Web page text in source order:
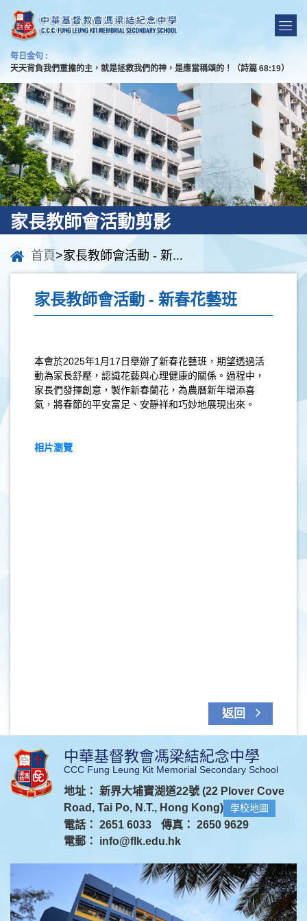
每日金句 :
天天背負我們重擔的主，就是拯救我們的神，是應當稱頌的！（詩篇 68:19）
家長教師會活動剪影
首頁>家長教師會活動 - 新...
家長教師會活動 - 新春花藝班
本會於2025年1月17日舉辦了新春花藝班，期望透過活
動為家長舒壓，認識花藝與心理健康的關係。過程中，
家長們發揮創意，製作新春蘭花，為農曆新年增添喜
氣，將春節的平安富足、安靜祥和巧妙地展現出來。
相片瀏覽
返回
中華基督教會馮梁結紀念中學
CCC Fung Leung Kit Memorial Secondary School
地址： 新界大埔寶湖道22號 (22 Plover Cove
Road, Tai Po, N.T., Hong Kong)
學校地圖
電話： 2651 6033
傳真： 2650 9629
電郵： info@flk.edu.hk